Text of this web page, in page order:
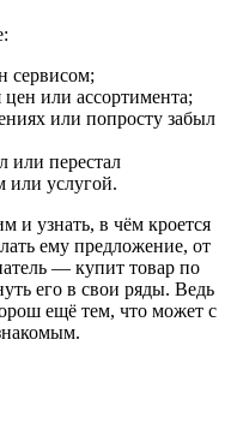
сервисом;
или ассортимента;
или попросту забыл
или перестал
или услугой.
и узнать, в чём кроется
ему предложение, от
— купит товар по
его в свои ряды. Ведь
ещё тем, что может с